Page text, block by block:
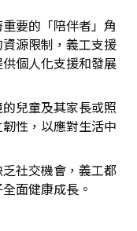
要的「陪伴者」角
源限制，義工支援
個人化支援和發展
兒童及其家長或照
性，以應對生活中
社交機會，義工都
面健康成長。